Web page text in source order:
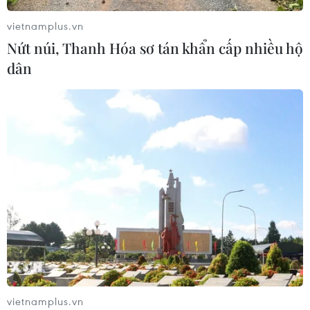
CƠ QUAN CHỦ QUẢN: THÔNG TẤN XÃ VIỆT NAM
Tổng Biên tập: TRẦN TIẾN DUẨN
Phó Tổng Biên tập: NGUYỄN THỊ TÁM, KHÚC THANH
Quy định sử dụng
RSS
Hỗ trợ
Ngôn ngữ
TTXVN
Dịch vụ tin
Quảng cáo
Liên hệ
vietnamplus.vn
Nứt núi, Thanh Hóa sơ tán khẩn cấp nhiều hộ
dân
vietnamplus.vn